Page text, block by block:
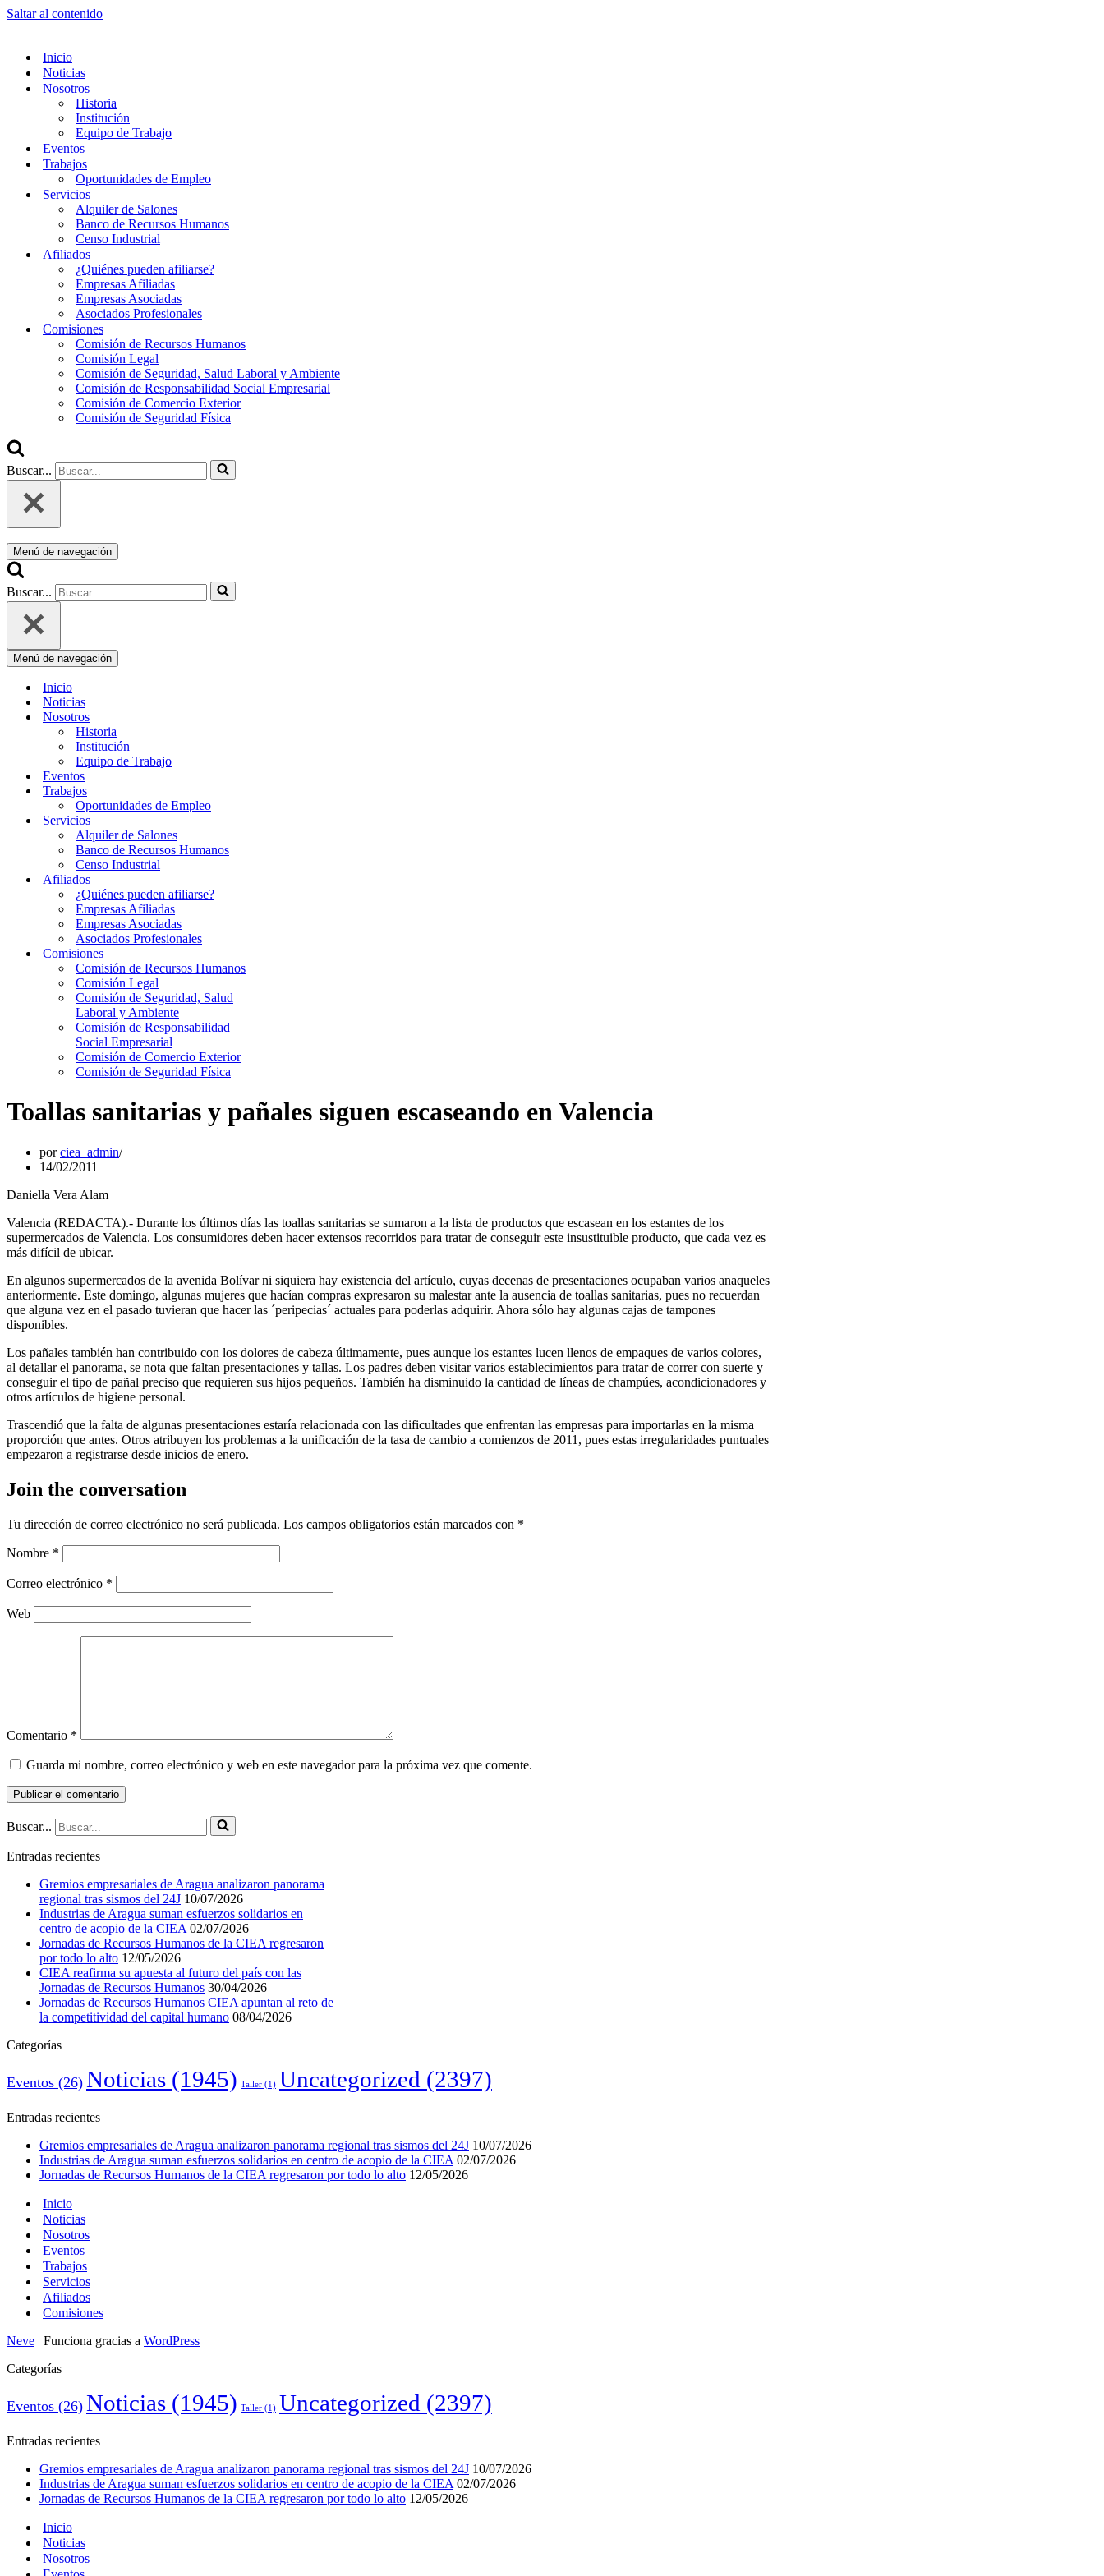
Saltar al contenido
Inicio
Noticias
Nosotros
Historia
Institución
Equipo de Trabajo
Eventos
Trabajos
Oportunidades de Empleo
Servicios
Alquiler de Salones
Banco de Recursos Humanos
Censo Industrial
Afiliados
¿Quiénes pueden afiliarse?
Empresas Afiliadas
Empresas Asociadas
Asociados Profesionales
Comisiones
Comisión de Recursos Humanos
Comisión Legal
Comisión de Seguridad, Salud Laboral y Ambiente
Comisión de Responsabilidad Social Empresarial
Comisión de Comercio Exterior
Comisión de Seguridad Física
Buscar...
Menú de navegación
Buscar...
Menú de navegación
Inicio
Noticias
Nosotros
Historia
Institución
Equipo de Trabajo
Eventos
Trabajos
Oportunidades de Empleo
Servicios
Alquiler de Salones
Banco de Recursos Humanos
Censo Industrial
Afiliados
¿Quiénes pueden afiliarse?
Empresas Afiliadas
Empresas Asociadas
Asociados Profesionales
Comisiones
Comisión de Recursos Humanos
Comisión Legal
Comisión de Seguridad, Salud
Laboral y Ambiente
Comisión de Responsabilidad
Social Empresarial
Comisión de Comercio Exterior
Comisión de Seguridad Física
Toallas sanitarias y pañales siguen escaseando en Valencia
porciea_admin
14/02/2011
Daniella Vera Alam
Valencia (REDACTA).- Durante los últimos días las toallas sanitarias se sumaron a la lista de productos que escasean en los estantes de los
supermercados de Valencia. Los consumidores deben hacer extensos recorridos para tratar de conseguir este insustituible producto, que cada vez es
más difícil de ubicar.
En algunos supermercados de la avenida Bolívar ni siquiera hay existencia del artículo, cuyas decenas de presentaciones ocupaban varios anaqueles
anteriormente. Este domingo, algunas mujeres que hacían compras expresaron su malestar ante la ausencia de toallas sanitarias, pues no recuerdan
que alguna vez en el pasado tuvieran que hacer las ´peripecias´ actuales para poderlas adquirir. Ahora sólo hay algunas cajas de tampones
disponibles.
Los pañales también han contribuido con los dolores de cabeza últimamente, pues aunque los estantes lucen llenos de empaques de varios colores,
al detallar el panorama, se nota que faltan presentaciones y tallas. Los padres deben visitar varios establecimientos para tratar de correr con suerte y
conseguir el tipo de pañal preciso que requieren sus hijos pequeños. También ha disminuido la cantidad de líneas de champúes, acondicionadores y
otros artículos de higiene personal.
Trascendió que la falta de algunas presentaciones estaría relacionada con las dificultades que enfrentan las empresas para importarlas en la misma
proporción que antes. Otros atribuyen los problemas a la unificación de la tasa de cambio a comienzos de 2011, pues estas irregularidades puntuales
empezaron a registrarse desde inicios de enero.
Join the conversation
Tu dirección de correo electrónico no será publicada. Los campos obligatorios están marcados con *
Nombre *
Correo electrónico *
Web
Comentario *
Guarda mi nombre, correo electrónico y web en este navegador para la próxima vez que comente.
Buscar...
Entradas recientes
Gremios empresariales de Aragua analizaron panorama
regional tras sismos del 24J 10/07/2026
Industrias de Aragua suman esfuerzos solidarios en
centro de acopio de la CIEA 02/07/2026
Jornadas de Recursos Humanos de la CIEA regresaron
por todo lo alto 12/05/2026
CIEA reafirma su apuesta al futuro del país con las
Jornadas de Recursos Humanos 30/04/2026
Jornadas de Recursos Humanos CIEA apuntan al reto de
la competitividad del capital humano 08/04/2026
Categorías
Eventos (26) Noticias (1945) Taller (1) Uncategorized (2397)
Entradas recientes
Gremios empresariales de Aragua analizaron panorama regional tras sismos del 24J 10/07/2026
Industrias de Aragua suman esfuerzos solidarios en centro de acopio de la CIEA 02/07/2026
Jornadas de Recursos Humanos de la CIEA regresaron por todo lo alto 12/05/2026
Inicio
Noticias
Nosotros
Eventos
Trabajos
Servicios
Afiliados
Comisiones
Neve | Funciona gracias a WordPress
Categorías
Eventos (26) Noticias (1945) Taller (1) Uncategorized (2397)
Entradas recientes
Gremios empresariales de Aragua analizaron panorama regional tras sismos del 24J 10/07/2026
Industrias de Aragua suman esfuerzos solidarios en centro de acopio de la CIEA 02/07/2026
Jornadas de Recursos Humanos de la CIEA regresaron por todo lo alto 12/05/2026
Inicio
Noticias
Nosotros